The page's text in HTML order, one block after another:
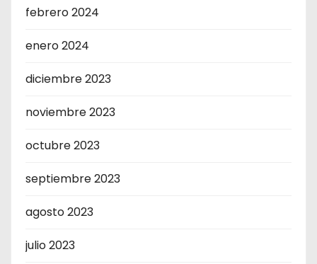
febrero 2024
enero 2024
diciembre 2023
noviembre 2023
octubre 2023
septiembre 2023
agosto 2023
julio 2023